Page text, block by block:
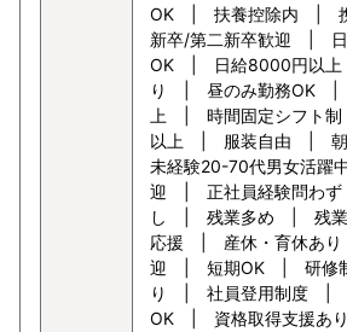
OK | 扶養控除内 |
新卒/第二新卒歓迎 | 日
OK | 日給8000円以
り | 昼のみ勤務OK |
上 | 時間固定シフト
以上 | 服装自由 | 朝
未経験20-70代男女活
迎 | 正社員経験問わ
し | 残業多め | 残
応援 | 産休・育休あ
迎 | 短期OK | 研修
り | 社員登用制度 |
OK | 資格取得支援あ